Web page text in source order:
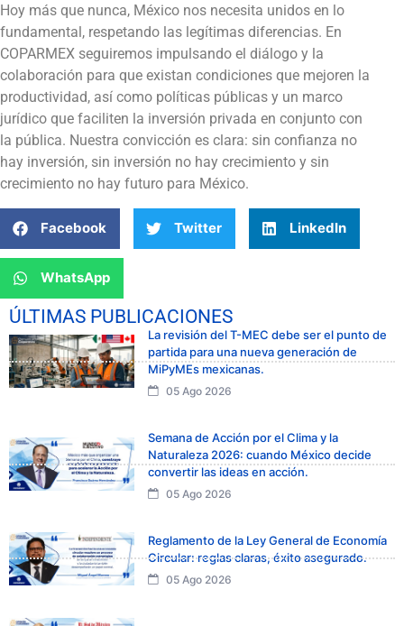
Hoy más que nunca, México nos necesita unidos en lo
fundamental, respetando las legítimas diferencias. En
COPARMEX seguiremos impulsando el diálogo y la
colaboración para que existan condiciones que mejoren la
productividad, así como políticas públicas y un marco
jurídico que faciliten la inversión privada en conjunto con
la pública. Nuestra convicción es clara: sin confianza no
hay inversión, sin inversión no hay crecimiento y sin
crecimiento no hay futuro para México.
Facebook Twitter LinkedIn
WhatsApp
ÚLTIMAS PUBLICACIONES
La revisión del T-MEC debe ser el punto de
partida para una nueva generación de
MiPyMEs mexicanas.
05 Ago 2026
Semana de Acción por el Clima y la
Naturaleza 2026: cuando México decide
convertir las ideas en acción.
05 Ago 2026
Reglamento de la Ley General de Economía
Circular: reglas claras, éxito asegurado.
05 Ago 2026